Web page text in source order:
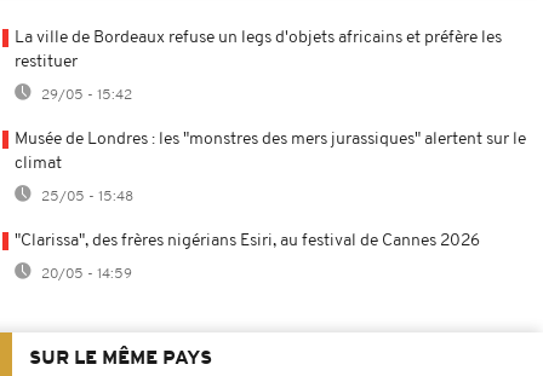
La ville de Bordeaux refuse un legs d'objets africains et préfère les
restituer
29/05 - 15:42
Musée de Londres : les "monstres des mers jurassiques" alertent sur le
climat
25/05 - 15:48
"Clarissa", des frères nigérians Esiri, au festival de Cannes 2026
20/05 - 14:59
SUR LE MÊME PAYS